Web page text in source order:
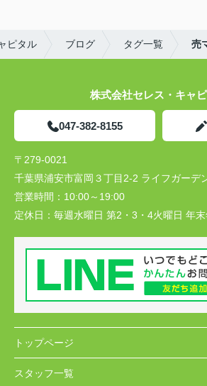
ピタル ブログ タグ一覧 売
株式会社セレス・キャ
047-382-8155
〒279-0021
千葉県浦安市富岡３丁目2-2 ライフガーデ
営業時間： 10:00～19:00
定休日： 毎週水曜日 第2・3・4火曜日 年
トップページ
スタッフ一覧